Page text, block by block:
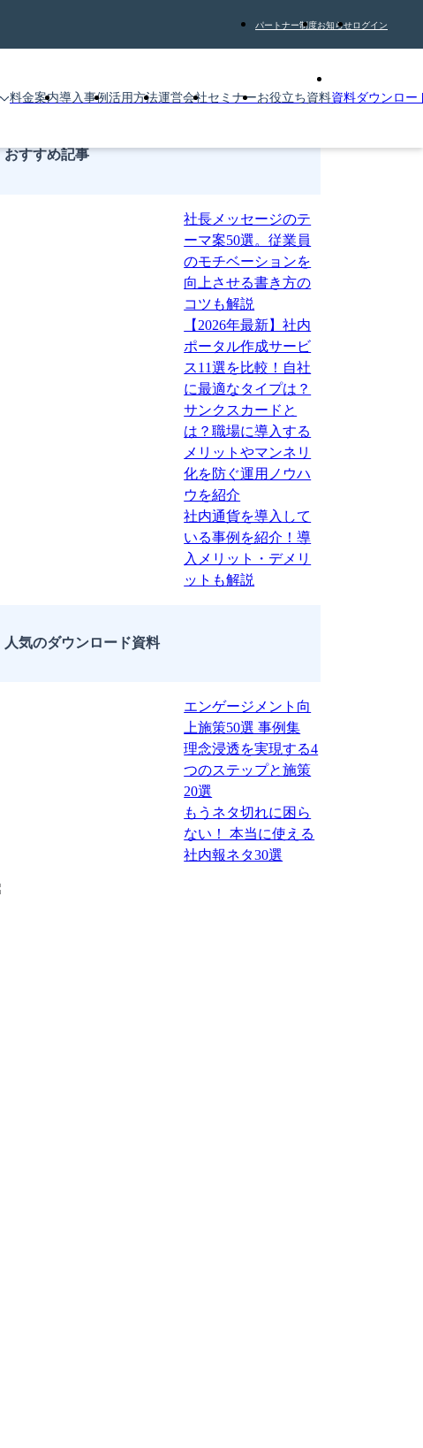
パートナー制度お知らせログイン
料金案内導入事例 活用方法運営会社セミナーお役立ち資料資料ダウンロー
おすすめ記事
社長メッセージのテ
ーマ案50選。従業員
のモチベーションを
向上させる書き方の
コツも解説
【2026年最新】社内
ポータル作成サービ
ス11選を比較！自社
に最適なタイプは？
サンクスカードと
は？職場に導入する
メリットやマンネリ
化を防ぐ運用ノウハ
ウを紹介
社内通貨を導入して
いる事例を紹介！導
入メリット・デメリ
ットも解説
人気のダウンロード資料
エンゲージメント向
上施策50選 事例集
理念浸透を実現する4
つのステップと施策
20選
もうネタ切れに困ら
ない！ 本当に使える
社内報ネタ30選